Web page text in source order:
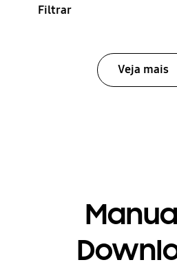
Filtrar
Veja mais